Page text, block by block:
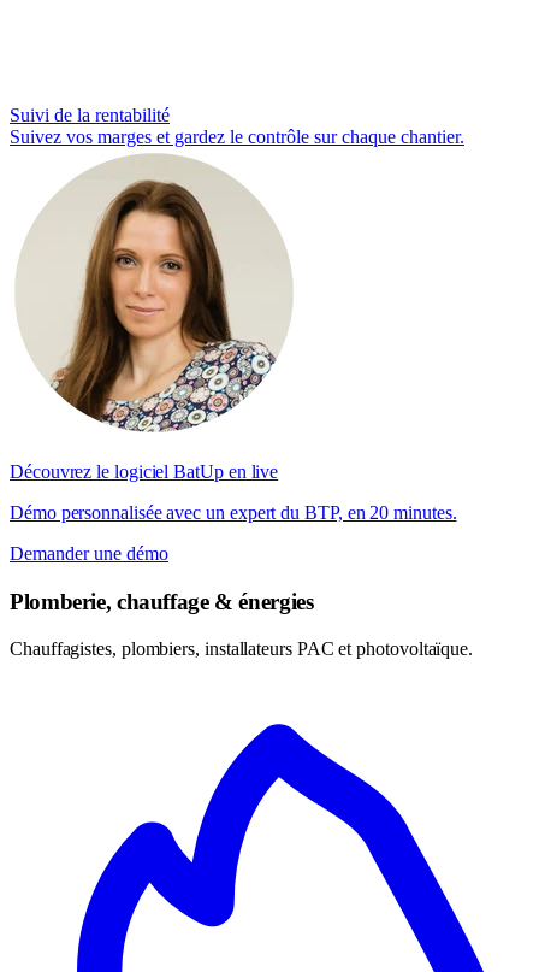
Suivi de la rentabilité
Suivez vos marges et gardez le contrôle sur chaque chantier.
Découvrez le logiciel BatUp en live
Démo personnalisée avec un expert du BTP, en 20 minutes.
Demander une démo
Plomberie, chauffage & énergies
Chauffagistes, plombiers, installateurs PAC et photovoltaïque.